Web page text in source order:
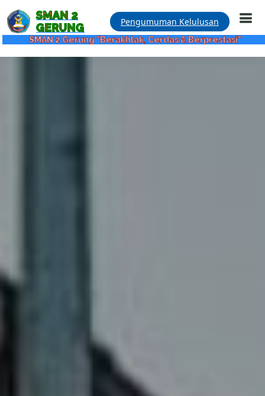
SMAN 2
GERUNG
Pengumuman Kelulusan
2 Gerung "Berakhlak, Cerdas & Berprestasi"